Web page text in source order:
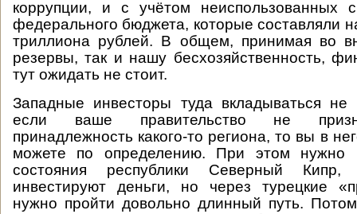
коррупции, и с учётом неиспользованных
федерального бюджета, которые составляли
триллиона рублей. В общем, принимая во
резервы, так и нашу бесхозяйственность,
тут ожидать не стоит.
Западные инвесторы туда вкладываться не
если ваше правительство не
принадлежность какого-то региона, то вы в
можете по определению. При этом нужно
состояния республики Северный Кипр,
инвестируют деньги, но через турецкие
нужно пройти довольно длинный путь.